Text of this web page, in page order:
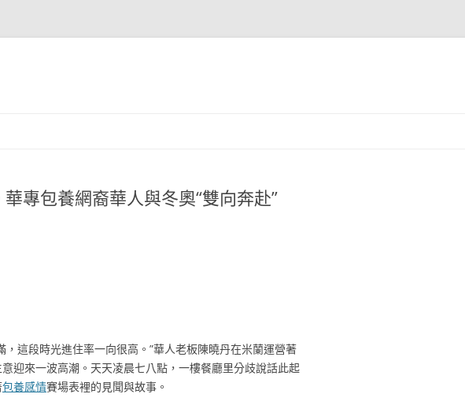
專包養網裔華人與冬奧“雙向奔赴”
，這段時光進住率一向很高。”華人老板陳曉丹在米蘭運營著
迎來一波高潮。天天凌晨七八點，一樓餐廳里分歧說話此起
包養感情賽場表裡的見聞與故事。